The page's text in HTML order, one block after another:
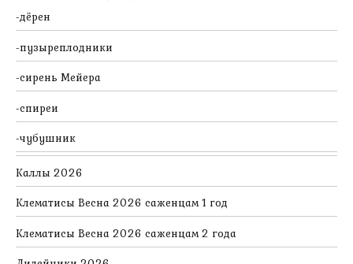
дёрен
пузыреплодники
сирень Мейера
спиреи
чубушник
Каллы 2026
Клематисы Весна 2026 саженцам 1 год
Клематисы Весна 2026 саженцам 2 года